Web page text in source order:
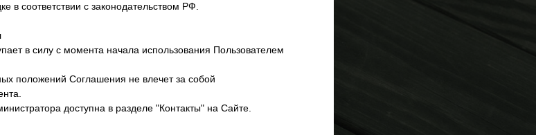
в соответствии с законодательством РФ.
в силу с момента начала использования Пользователем
положений Соглашения не влечет за собой
доступна в разделе "Контакты" на Сайте.